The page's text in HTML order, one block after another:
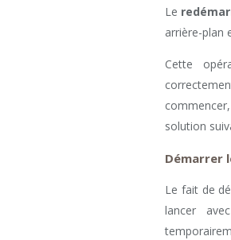
Le
arrière-plan
Cette
solution
Démarrer
Le fait de
lancer